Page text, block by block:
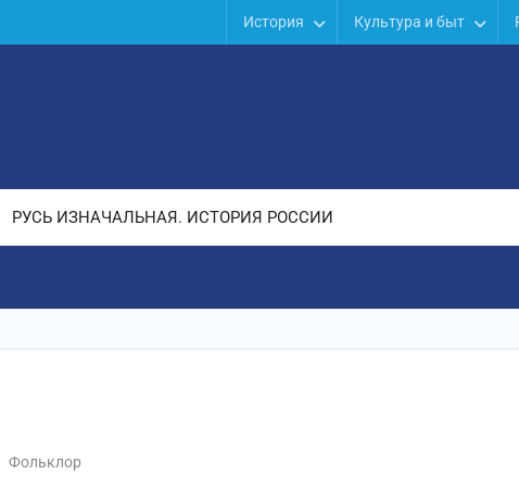
История Культура и быт
РУСЬ ИЗНАЧАЛЬНАЯ. ИСТОРИЯ РОССИИ
Фольклор